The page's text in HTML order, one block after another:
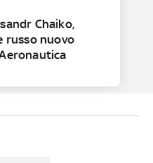
Chaiko,
russo nuovo